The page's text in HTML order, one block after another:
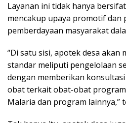
Layanan ini tidak hanya
mencakup upaya promotif dan
pemberdayaan masyarakat
“Di satu sisi, apotek desa akan
standar meliputi pengelolaan
dengan memberikan
obat terkait obat-obat
Malaria dan program lainnya,”